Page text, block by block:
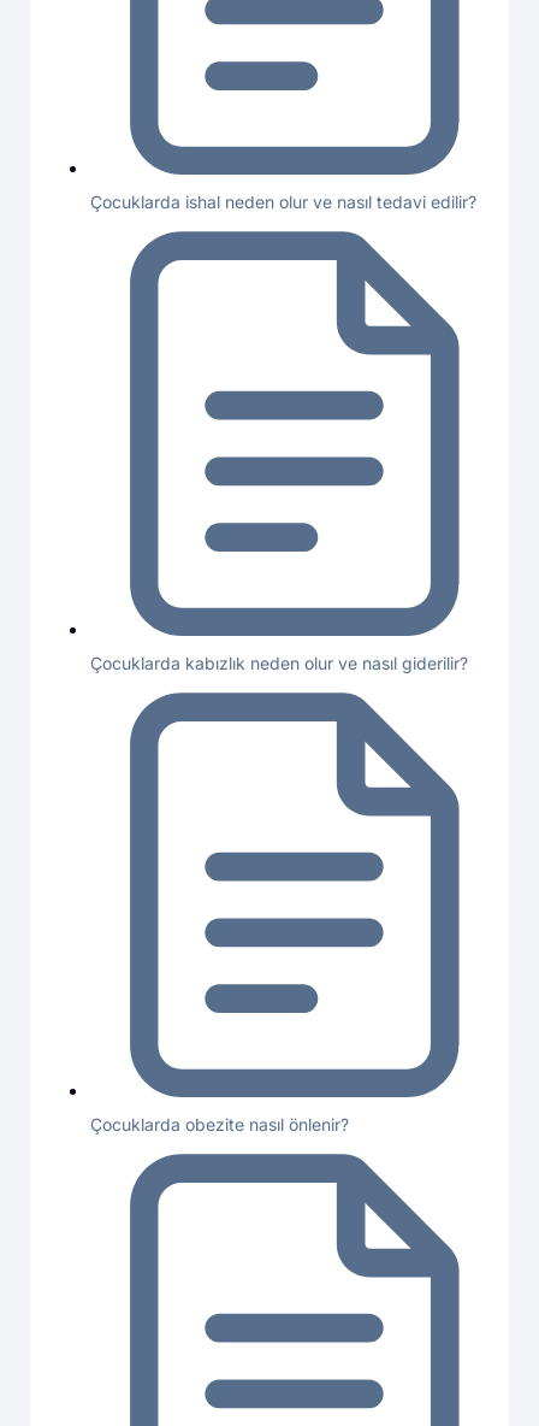
Çocuklarda ishal neden olur ve nasıl tedavi edilir?
Çocuklarda kabızlık neden olur ve nasıl giderilir?
Çocuklarda obezite nasıl önlenir?